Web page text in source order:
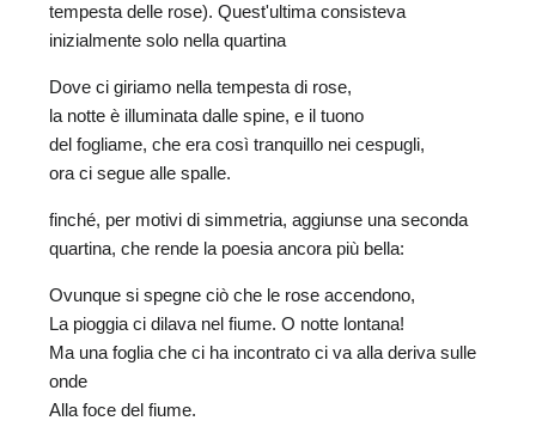
tempesta delle rose). Quest'ultima consisteva
inizialmente solo nella quartina
Dove ci giriamo nella tempesta di rose,
la notte è illuminata dalle spine, e il tuono
del fogliame, che era così tranquillo nei cespugli,
ora ci segue alle spalle.
finché, per motivi di simmetria, aggiunse una seconda
quartina, che rende la poesia ancora più bella:
Ovunque si spegne ciò che le rose accendono,
La pioggia ci dilava nel fiume. O notte lontana!
Ma una foglia che ci ha incontrato ci va alla deriva sulle
onde
Alla foce del fiume.